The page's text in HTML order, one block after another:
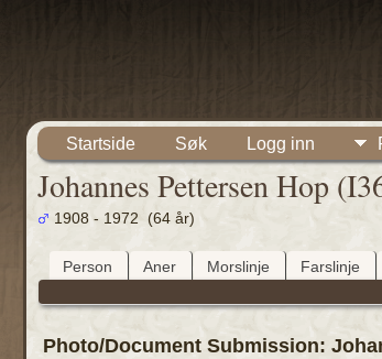
Startside Søk Logg inn
Johannes Pettersen Hop
1908 - 1972 (64 år)
Person Aner Morslinje Farslinje
Photo/Document Submission: